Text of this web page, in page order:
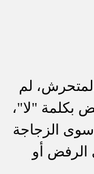
لم
بكلمة "لا"،
سوى الزجاجة
الرفض أو